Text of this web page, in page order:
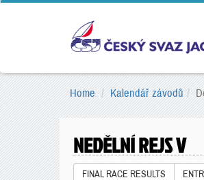
Home Kalendář závodů
NEDĚLNÍ REJS V
FINAL RACE RESULTS